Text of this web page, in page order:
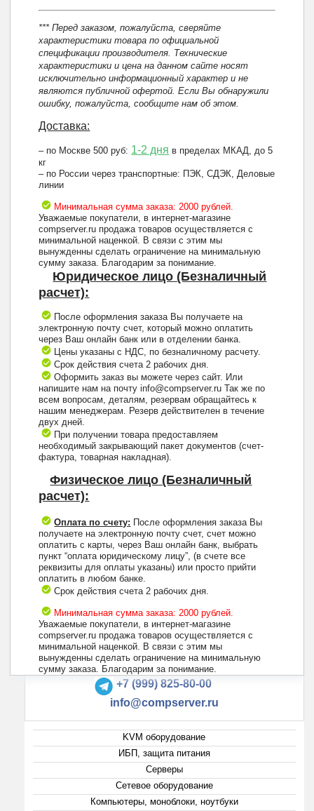
*** Перед заказом, пожалуйста, сверяйте
характеристики товара по официальной
спецификации производителя. Технические
характеристики и цена на данном сайте носят
исключительно информационный характер и не
являются публичной офертой. Если Вы обнаружили
ошибку, пожалуйста, сообщите нам об этом.
Доставка:
– по Москве 500 руб: 1-2 дня в пределах МКАД, до 5
кг
– по России через транспортные: ПЭК, СДЭК, Деловые
линии
Минимальная сумма заказа: 2000 рублей.
Уважаемые покупатели, в интернет-магазине
compserver.ru продажа товаров осуществляется с
минимальной наценкой. В связи с этим мы
вынужденны сделать ограничение на минимальную
сумму заказа. Благодарим за понимание.
Юридическое лицо (Безналичный
расчет):
После оформления заказа Вы получаете на
электронную почту счет, который можно оплатить
через Ваш онлайн банк или в отделении банка.
Цены указаны с НДС, по безналичному расчету.
Срок действия счета 2 рабочих дня.
Оформить заказ вы можете через сайт. Или
напишите нам на почту info@compserver.ru Так же по
всем вопросам, деталям, резервам обращайтесь к
нашим менеджерам. Резерв действителен в течение
двух дней.
При получении товара предоставляем
необходимый закрывающий пакет документов (счет-
фактура, товарная накладная).
Физическое лицо (Безналичный
расчет):
Оплата по счету: После оформления заказа Вы
получаете на электронную почту счет, счет можно
оплатить с карты, через Ваш онлайн банк, выбрать
пункт “оплата юридическому лицу”, (в счете все
реквизиты для оплаты указаны) или просто прийти
оплатить в любом банке.
Срок действия счета 2 рабочих дня.
Минимальная сумма заказа: 2000 рублей.
Уважаемые покупатели, в интернет-магазине
compserver.ru продажа товаров осуществляется с
минимальной наценкой. В связи с этим мы
вынужденны сделать ограничение на минимальную
сумму заказа. Благодарим за понимание.
+7 (495) 223-13-47
+7 (999) 825-80-00
info@compserver.ru
KVM оборудование
ИБП, защита питания
Серверы
Сетевое оборудование
Компьютеры, моноблоки, ноутбуки